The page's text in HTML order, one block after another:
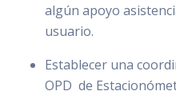
algún apoyo
usuario.
Establecer una
OPD de